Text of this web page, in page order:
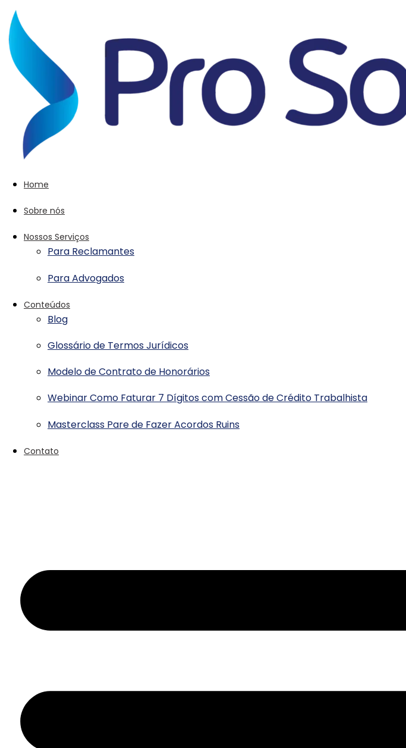
Home
Sobre nós
Nossos Serviços
Para Reclamantes
Para Advogados
Conteúdos
Blog
Glossário de Termos Jurídicos
Modelo de Contrato de Honorários
Webinar Como Faturar 7 Dígitos com Cessão de Crédito Trabalhista
Masterclass Pare de Fazer Acordos Ruins
Contato